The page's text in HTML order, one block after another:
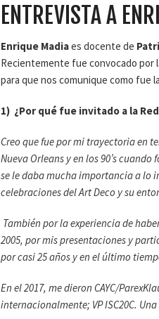
ENTREVISTA A
Enrique Madiaes docente de
Recientemente fue convocado por
para que nos comunique como fue
1) ¿Por qué fue invitado a la
Creo que fue por mi trayectoria en
Nueva Orleans y en los 90’s
se le daba mucha importancia a lo
celebraciones del Art Deco y su
También por la experiencia de
2005, por mis presentaciones y
por casi 25 años y en el último
En el 2017, me dieron CAYC/
internacionalmente; VP ISC20C.